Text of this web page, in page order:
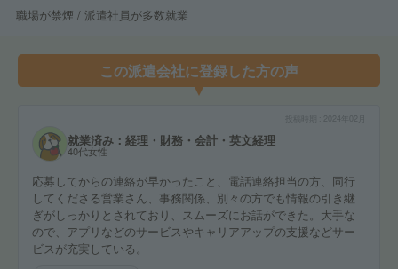
職場が禁煙 / 派遣社員が多数就業
この派遣会社に登録した方の声
2024年02月
就業済み：経理・財務・会計・英文経理
40代女性
応募してからの連絡が早かったこと、電話連絡担当の方、同行
してくださる営業さん、事務関係、別々の方でも情報の引き継
ぎがしっかりとされており、スムーズにお話ができた。大手な
ので、アプリなどのサービスやキャリアアップの支援などサー
ビスが充実している。